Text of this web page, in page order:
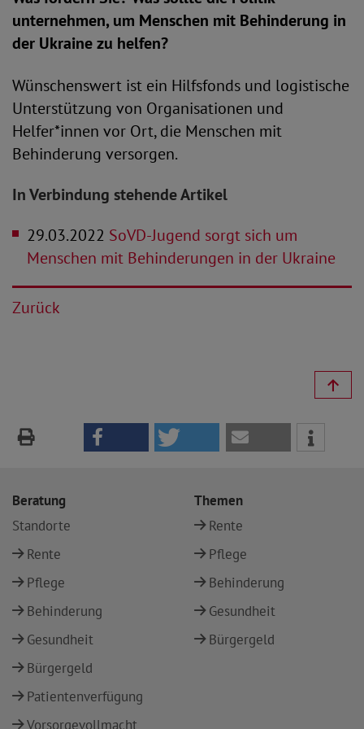
unternehmen, um Menschen mit Behinderung in
der Ukraine zu helfen?
Wünschenswert ist ein Hilfsfonds und logistische
Unterstützung von Organisationen und
Helfer*innen vor Ort, die Menschen mit
Behinderung versorgen.
In Verbindung stehende Artikel
29.03.2022 SoVD-Jugend sorgt sich um
Menschen mit Behinderungen in der Ukraine
Zurück
Beratung
Standorte
Rente
Pflege
Behinderung
Gesundheit
Bürgergeld
Patientenverfügung
Vorsorgevollmacht
Themen
Rente
Pflege
Behinderung
Gesundheit
Bürgergeld